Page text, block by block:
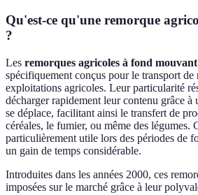
Qu'est-ce qu'une remorque
?
Les remorques agricoles à fond mouvant
spécifiquement conçus pour le transport de
exploitations agricoles. Leur particularité
décharger rapidement leur contenu grâce à
se déplace, facilitant ainsi le transfert de
céréales, le fumier, ou même des légumes.
particulièrement utile lors des périodes de
un gain de temps considérable.
Introduites dans les années 2000, ces
imposées sur le marché grâce à leur